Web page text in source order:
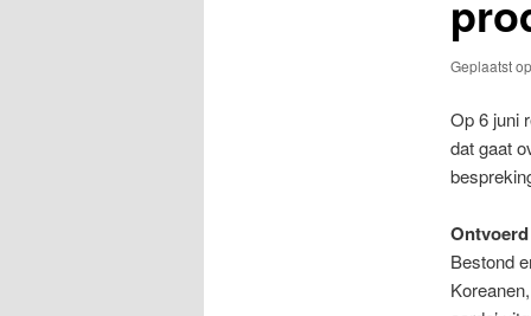
Geplaatst op
Op 6 juni
dat gaat
Bestond